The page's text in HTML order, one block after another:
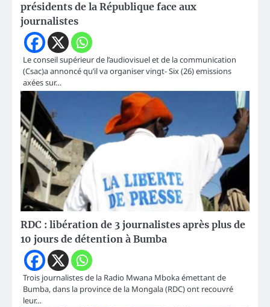
présidents de la République face aux
journalistes
Le conseil supérieur de l’audiovisuel et de la communication
(Csac)a annoncé qu’il va organiser vingt- Six (26) emissions
axées sur…
RDC : libération de 3 journalistes après plus de
10 jours de détention à Bumba
Trois journalistes de la Radio Mwana Mboka émettant de
Bumba, dans la province de la Mongala (RDC) ont recouvré
leur…